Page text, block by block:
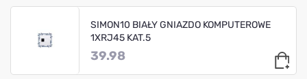
SIMON10 BIAŁY GNIAZDO KOMPUTEROWE
1XRJ45 KAT.5
39.98